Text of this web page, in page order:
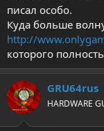
писал особо.
Куда больше
http://
которого
GRU64rus
HARDWARE